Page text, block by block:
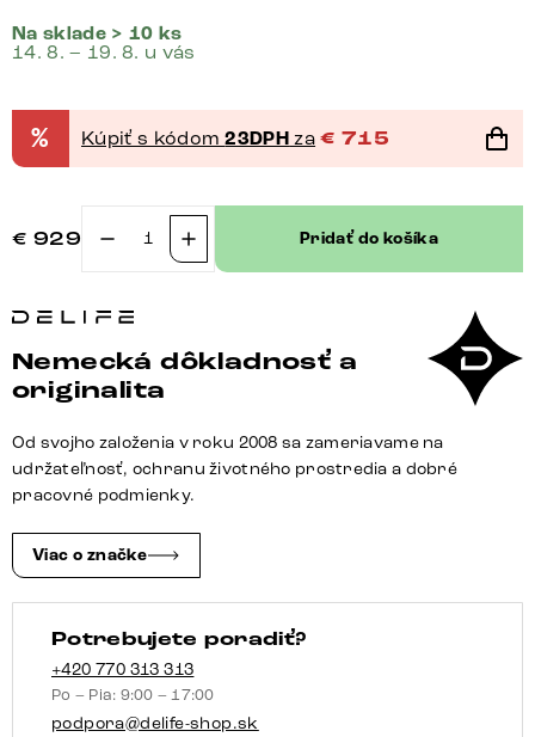
Na sklade > 10 ks
14. 8. – 19. 8. u vás
% Kúpiť s kódom23DPH za € 715
€ 929
množstvo
stolík
zaoblený
tvar
180×40
cm
keramika
perla
Velio
kov
titánová
farba
Pridať do košíka
Nemecká dôkladnosť a
originalita
Od svojho založenia v roku 2008 sa zameriavame na
udržateľnosť, ochranu životného prostredia a dobré
pracovné podmienky.
Viac o značke
Potrebujete poradiť?
+420 770 313 313
Po – Pia: 9:00 – 17:00
podpora@delife-shop.sk